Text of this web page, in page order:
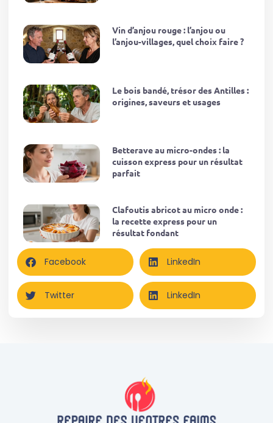
Vin d’anjou rouge : l’anjou ou
l’anjou-villages, quel choix faire ?
Le bois bandé, trésor des Antilles :
origines, saveurs et usages
Betterave au micro-ondes : la
cuisson express pour un résultat
parfait
Clafoutis abricot au micro onde :
la recette express pour un
résultat fondant
Facebook LinkedIn
Twitter LinkedIn